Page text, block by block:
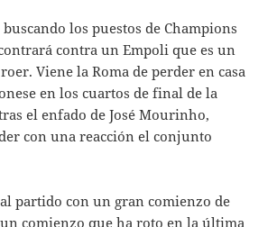
los puestos de Champions
contra un Empoli que es un
Viene la Roma de perder en casa
en los cuartos de final de la
el enfado de José Mourinho,
con una reacción el conjunto
partido con un gran comienzo de
un comienzo que ha roto en la última